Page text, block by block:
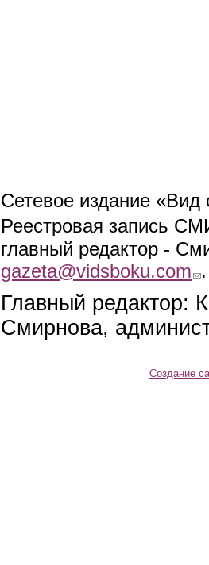
Сетевое издание «Вид
Реестровая запись
главный редактор -
gazeta@vidsboku.com
Главный редактор:
Смирнова,
Создание